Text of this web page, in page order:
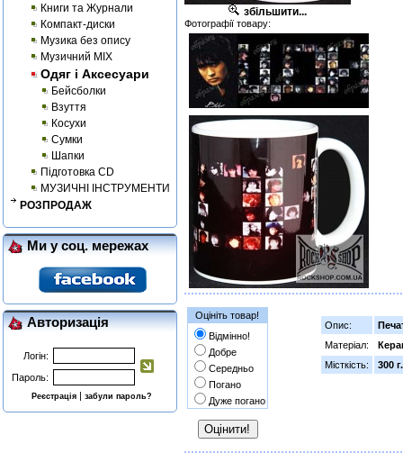
Книги та Журнали
Компакт-диски
Музика без опису
Музичний MIX
Одяг і Аксесуари
Бейсболки
Взуття
Косухи
Сумки
Шапки
Підготовка CD
МУЗИЧНІ ІНСТРУМЕНТИ
РОЗПРОДАЖ
Ми у соц. мережах
Авторизація
Логін:
Пароль:
Реєстрація |забули пароль?
збільшити...
Фотографії товару:
Оцініть товар!
Відмінно!
Добре
Середньо
Погано
Дуже погано
Опис:
Матеріал:
Місткість:
300 г.